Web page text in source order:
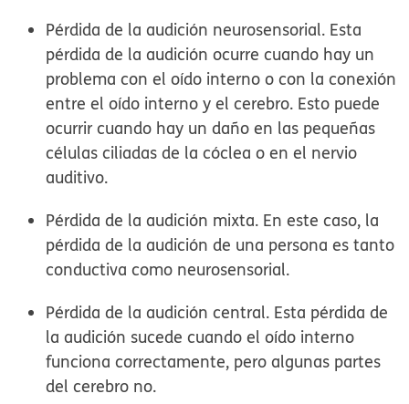
Pérdida de la audición neurosensorial. Esta
pérdida de la audición ocurre cuando hay un
problema con el oído interno o con la conexión
entre el oído interno y el cerebro. Esto puede
ocurrir cuando hay un daño en las pequeñas
células ciliadas de la cóclea o en el nervio
auditivo.
Pérdida de la audición mixta. En este caso, la
pérdida de la audición de una persona es tanto
conductiva como neurosensorial.
Pérdida de la audición central. Esta pérdida de
la audición sucede cuando el oído interno
funciona correctamente, pero algunas partes
del cerebro no.